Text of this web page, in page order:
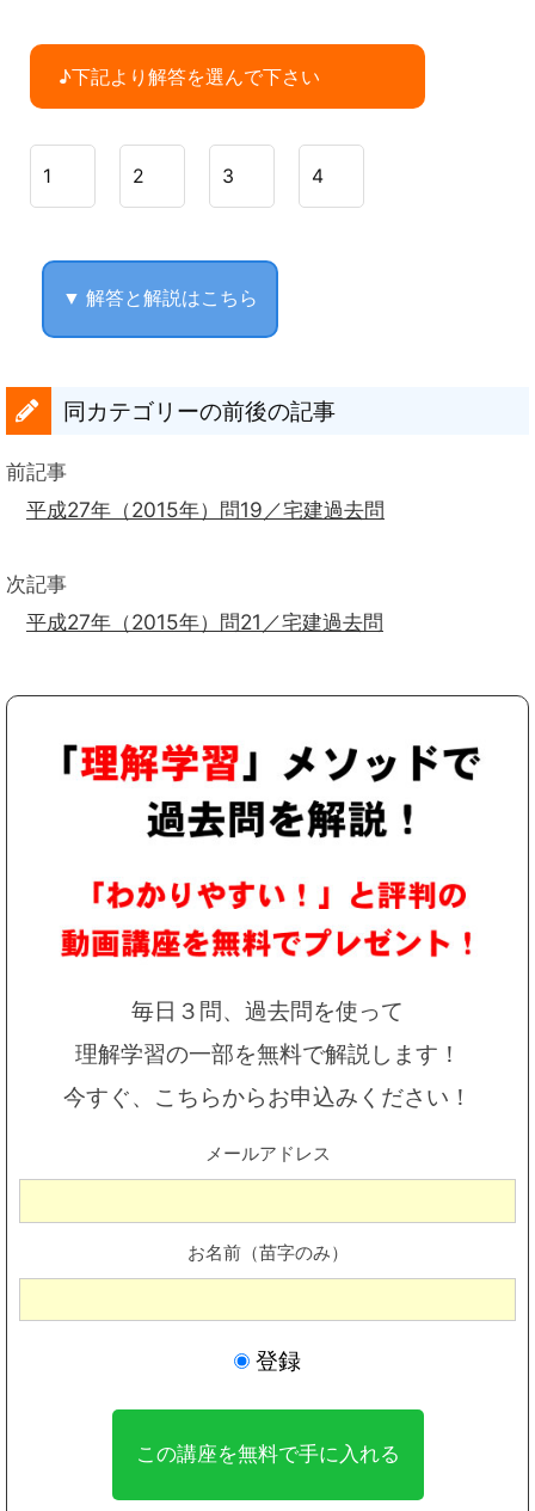
♪下記より解答を選んで下さい
1 2 3 4
▼ 解答と解説はこちら
同カテゴリーの前後の記事
前記事
平成27年（2015年）問19／宅建過去問
次記事
平成27年（2015年）問21／宅建過去問
毎日３問、過去問を使って
理解学習の一部を無料で解説します！
今すぐ、こちらからお申込みください！
メールアドレス
お名前（苗字のみ）
登録